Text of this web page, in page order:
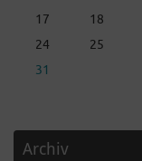
17
18
24
25
31
Archiv